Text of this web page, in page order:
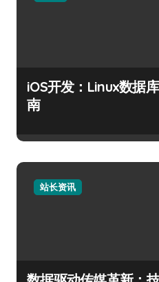
iOS开发：Linux数据
南
站长资讯